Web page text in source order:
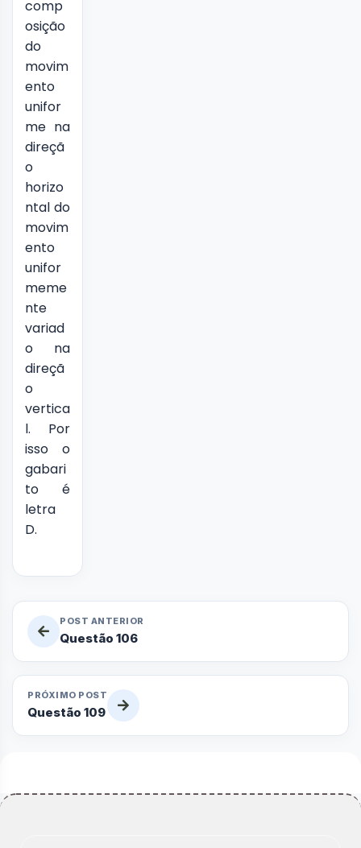
comp
osição
do
movim
ento
unifor
me na
direçã
o
horizo
ntal do
movim
ento
unifor
meme
nte
variad
o na
direçã
o
vertica
l. Por
isso o
gabari
to é
letra
D.
POST ANTERIOR
Questão 106
PRÓXIMO POST
Questão 109